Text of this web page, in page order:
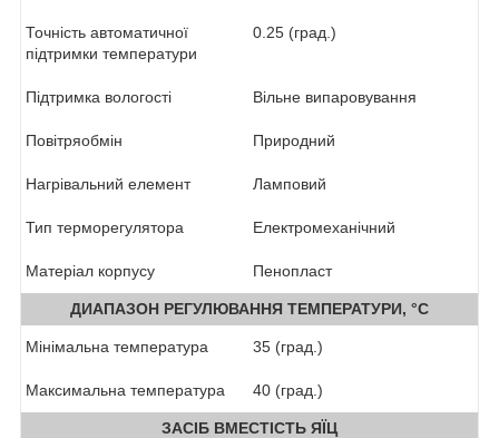
Точність автоматичної
підтримки температури
0.25 (град.)
Підтримка вологості Вільне випаровування
Повітряобмін Природний
Нагрівальний елемент Ламповий
Тип терморегулятора Електромеханічний
Матеріал корпусу Пенопласт
ДИАПАЗОН РЕГУЛЮВАННЯ ТЕМПЕРАТУРИ, °С
Мінімальна температура 35 (град.)
Максимальна температура 40 (град.)
ЗАСІБ ВМЕСТІСТЬ ЯЇЦ